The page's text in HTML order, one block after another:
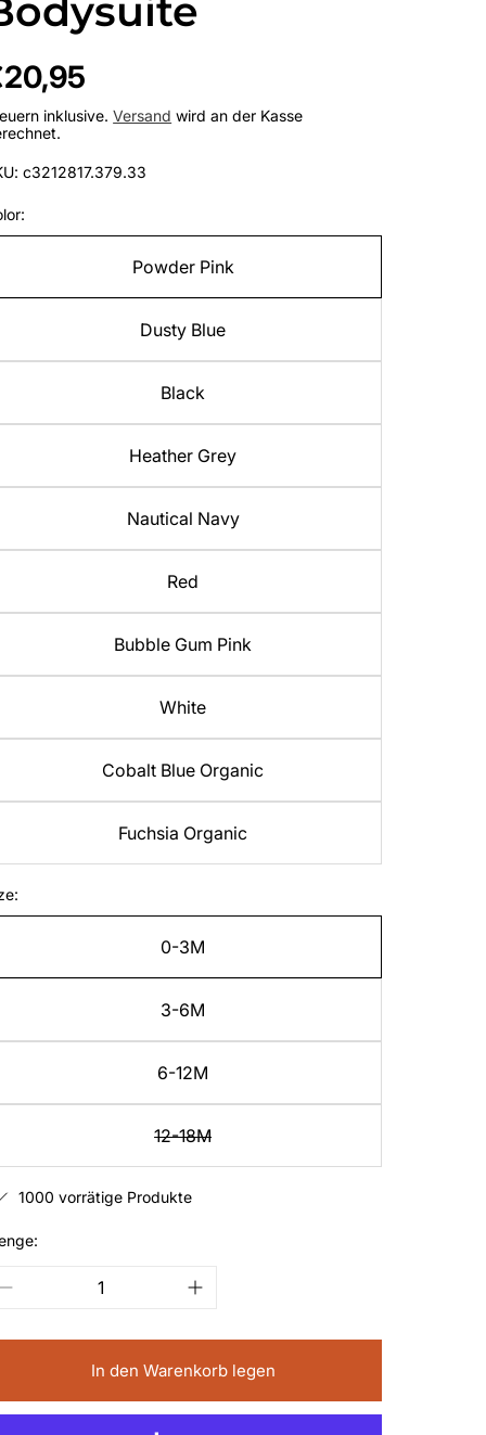
inklusive.Versand wird an der Kasse
c3212817.379.33
Powder Pink
Dusty Blue
Black
Heather Grey
Nautical Navy
Red
Bubble Gum Pink
White
Cobalt Blue Organic
Fuchsia Organic
0-3M
3-6M
6-12M
12-18M
1000 vorrätige Produkte
In den Warenkorb legen